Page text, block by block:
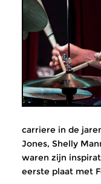
carriere in de
Jones, Shelly
waren zijn
eerste plaat met